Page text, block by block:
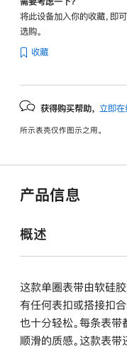
将此设备加入你的收藏，即
选购。
收藏
获得购买帮助， 立即
所示表壳仅作图示之用。
产品信息
概述
这款单圈表带由软硅
有任何表扣或搭接扣
也十分轻松。每条表带
顺滑的质感。这款表带